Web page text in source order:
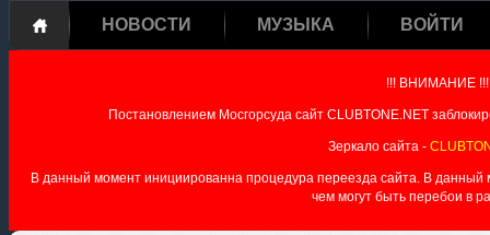
НОВОСТИ МУЗЫКА ВОЙТИ
!!! ВНИМАНИЕ !!!
Постановлением Мосгорсуда сайт CLUBTONE.NET
Зеркало сайта -
В данный момент инициированна процедура переезда сайта. В данный
чем могут быть перебои в